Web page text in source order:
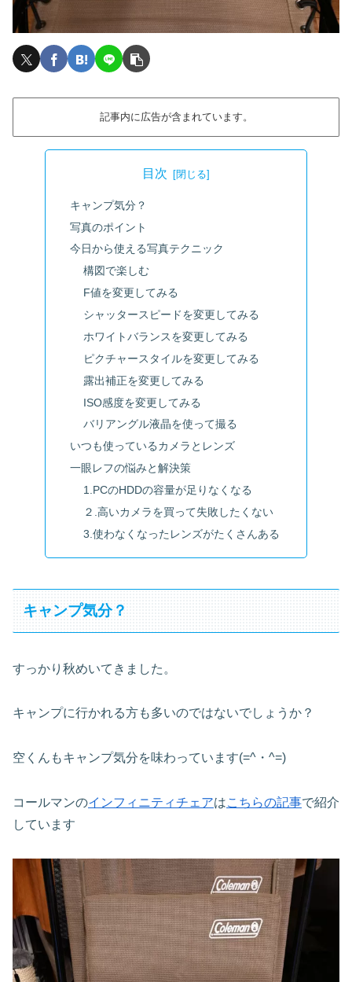
記事内に広告が含まれています。
目次
キャンプ気分？
写真のポイント
今日から使える写真テクニック
構図で楽しむ
F値を変更してみる
シャッタースピードを変更してみる
ホワイトバランスを変更してみる
ピクチャースタイルを変更してみる
露出補正を変更してみる
ISO感度を変更してみる
バリアングル液晶を使って撮る
いつも使っているカメラとレンズ
一眼レフの悩みと解決策
1.PCのHDDの容量が足りなくなる
２.高いカメラを買って失敗したくない
3.使わなくなったレンズがたくさんある
キャンプ気分？
すっかり秋めいてきました。
キャンプに行かれる方も多いのではないでしょうか？
空くんもキャンプ気分を味わっています(=^・^=)
コールマンのインフィニティチェアはこちらの記事で紹介
しています